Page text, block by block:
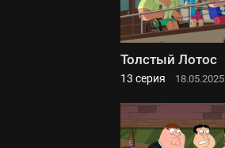
Толстый Лотос
13 серия 18.05.2025